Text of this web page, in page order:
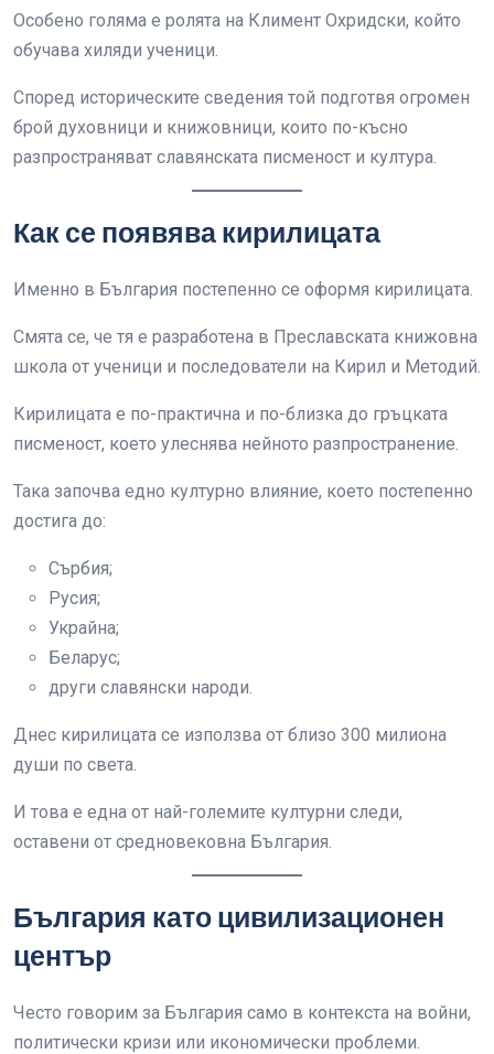
Особено голяма е ролята на Климент Охридски, който
обучава хиляди ученици.
Според историческите сведения той подготвя огромен
брой духовници и книжовници, които по-късно
разпространяват славянската писменост и култура.
Как се появява кирилицата
Именно в България постепенно се оформя кирилицата.
Смята се, че тя е разработена в Преславската книжовна
школа от ученици и последователи на Кирил и Методий.
Кирилицата е по-практична и по-близка до гръцката
писменост, което улеснява нейното разпространение.
Така започва едно културно влияние, което постепенно
достига до:
Сърбия;
Русия;
Украйна;
Беларус;
други славянски народи.
Днес кирилицата се използва от близо 300 милиона
души по света.
И това е една от най-големите културни следи,
оставени от средновековна България.
България като цивилизационен
център
Често говорим за България само в контекста на войни,
политически кризи или икономически проблеми.